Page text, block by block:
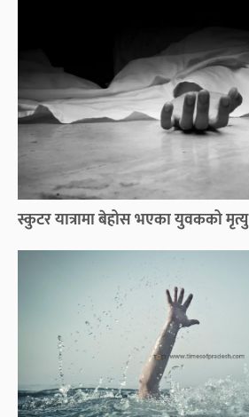
स्कुटर यात्रामा बेहोस भएका युवकको मृत्यु